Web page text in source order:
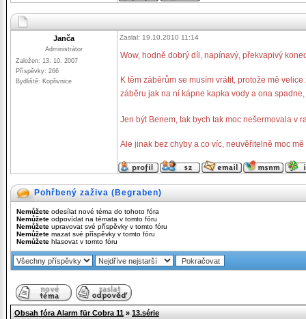
Janča
Administrátor
Založen: 13. 10. 2007
Příspěvky: 266
Bydliště: Kopřivnice
Zaslal: 19.10.2010 11:14
Wow, hodně dobrý díl, napínavý, překvapivý
K těm záběrům se musím vrátit, protože mě
záběru jak na ní kápne kapka vody a ona
Jen být Benem, tak bych tak moc nešermovala v
Ale jinak bez chyby a co víc, neuvěřitelně moc mě
Pohřbený zaživa (Begraben)
Nemůžete odesílat nové téma do tohoto fóra
Nemůžete odpovídat na témata v tomto fóru
Nemůžete upravovat své příspěvky v tomto fóru
Nemůžete mazat své příspěvky v tomto fóru
Nemůžete hlasovat v tomto fóru
Obsah fóra Alarm für Cobra 11 » 13.série